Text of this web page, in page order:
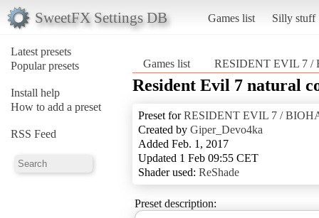
SweetFX Settings DB Games list Silly stuff
Latest presets
Popular presets
Install help
How to add a preset
RSS Feed
Games list RESIDENT EVIL 7 /
Resident Evil 7 natural
Preset forRESIDENT EVIL 7 /
Created by Giper_Devo4ka
Added Feb. 1, 2017
Updated 1 Feb 09:55 CET
Shader used: ReShade
Preset description: